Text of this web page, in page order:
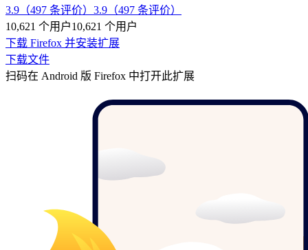
3.9（497 条评价） 3.9（497 条评价）
10,621 个用户10,621 个用户
下载 Firefox 并安装扩展
下载文件
扫码在 Android 版 Firefox 中打开此扩展